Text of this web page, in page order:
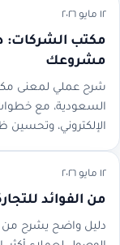
١٢ مايو ٢٠٢٦
مكتب الشركات:
مشروعك
شرح عملي لمعنى
السعودية، مع
الإلكتروني،
١٢ مايو ٢٠٢٦
من الفوائد للتجارة
دليل واضح يشرح من